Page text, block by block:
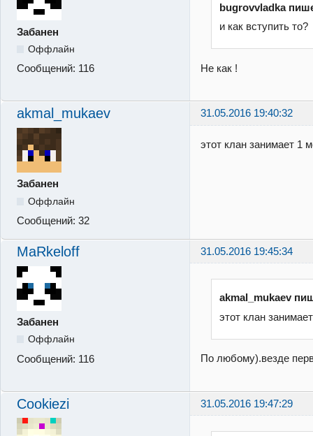
Забанен
Оффлайн
Сообщений: 116
bugrovvladka
и как вступить то?
Не как !
akmal_mukaev 31.05.2016 19:40:32
Забанен
Оффлайн
Сообщений: 32
этот клан занимает 1
MaRkeloff 31.05.2016 19:45:34
Забанен
Оффлайн
Сообщений: 116
akmal_mukaev
этот клан
По любому).везде
Cookiezi 31.05.2016 19:47:29